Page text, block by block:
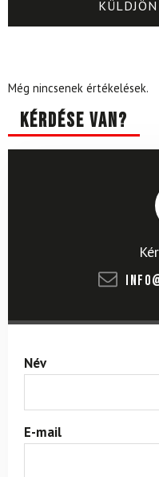
Még nincsenek értékelések.
Kérdése van?
Név
E-mail